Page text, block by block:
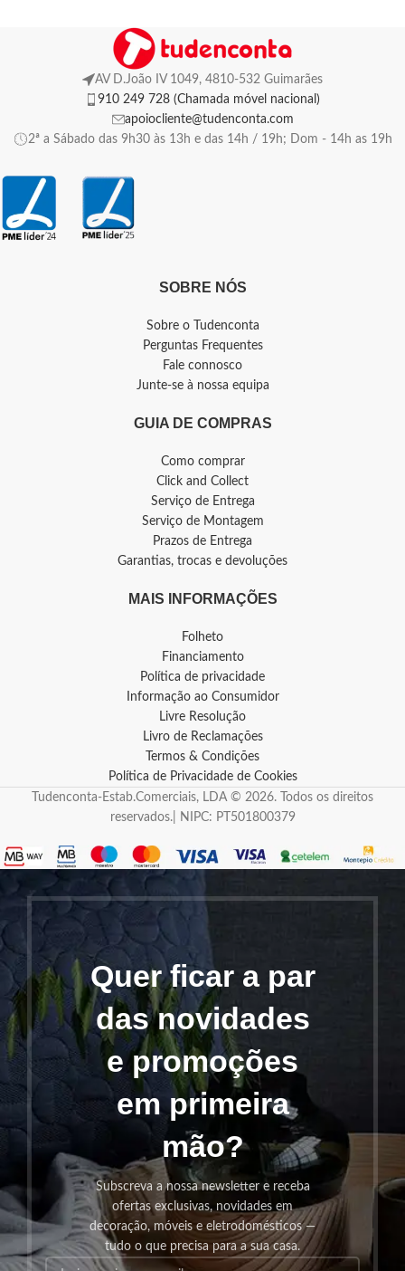
AV D.João IV 1049, 4810-532 Guimarães
910 249 728 (Chamada móvel nacional)
apoiocliente@tudenconta.com
2ª a Sábado das 9h30 às 13h e das 14h / 19h; Dom - 14h as 19h
SOBRE NÓS
Sobre o Tudenconta
Perguntas Frequentes
Fale connosco
Junte-se à nossa equipa
GUIA DE COMPRAS
Como comprar
Click and Collect
Serviço de Entrega
Serviço de Montagem
Prazos de Entrega
Garantias, trocas e devoluções
MAIS INFORMAÇÕES
Folheto
Financiamento
Política de privacidade
Informação ao Consumidor
Livre Resolução
Livro de Reclamações
Termos & Condições
Política de Privacidade de Cookies
Tudenconta-Estab.Comerciais, LDA © 2026. Todos os direitos
reservados.| NIPC: PT501800379
Quer ficar a par
das novidades
e promoções
em primeira
mão?
Subscreva a nossa newsletter e receba
ofertas exclusivas, novidades em
decoração, móveis e eletrodomésticos —
tudo o que precisa para a sua casa.